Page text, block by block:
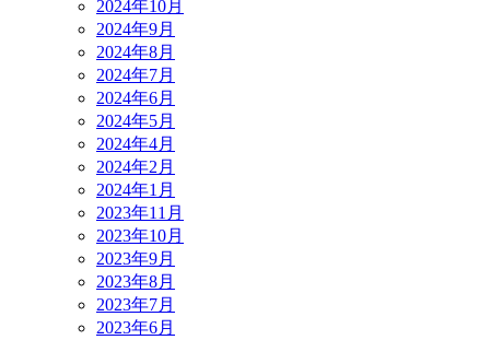
2024年10月
2024年9月
2024年8月
2024年7月
2024年6月
2024年5月
2024年4月
2024年2月
2024年1月
2023年11月
2023年10月
2023年9月
2023年8月
2023年7月
2023年6月